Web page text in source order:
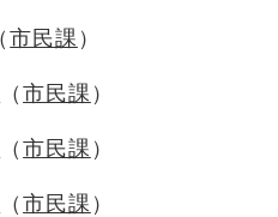
市民課
市民課
市民課
市民課